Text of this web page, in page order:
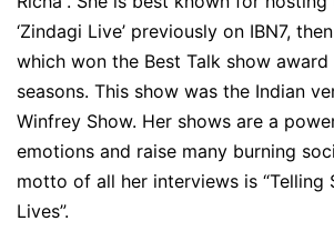
‘Zindagi Live’ previously on IBN7,
which won the Best Talk show
seasons. This show was the Indian
Winfrey Show. Her shows are a
emotions and raise many burning
motto of all her interviews is “Telling
Lives”.